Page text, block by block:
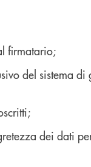
firmatario;
del sistema
dei dati